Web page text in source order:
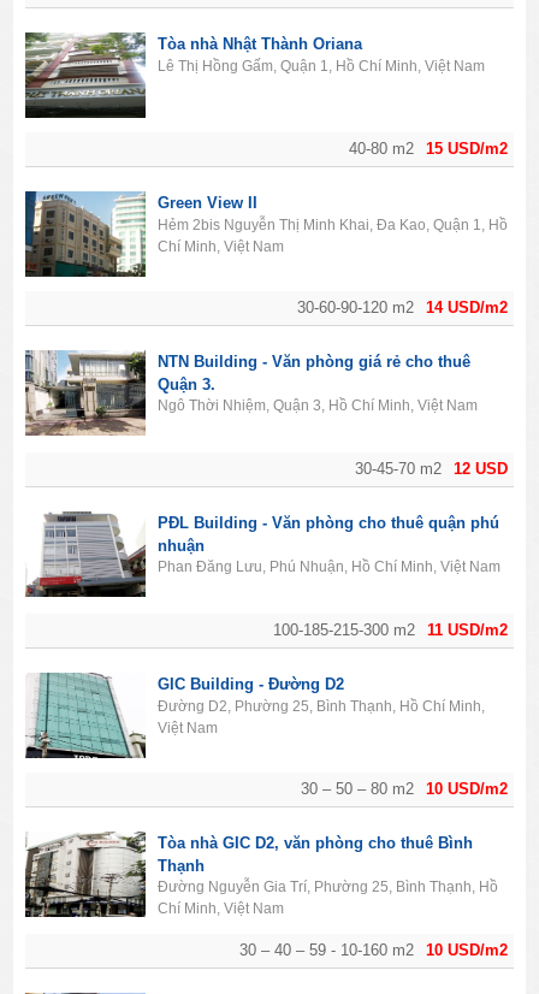
15 USD/m2
40-80 m2
Tòa nhà Nhật Thành Oriana
Lê Thị Hồng Gấm, Quận 1, Hồ Chí Minh, Việt Nam
14 USD/m2
30-60-90-120 m2
Green View II
Hẻm 2bis Nguyễn Thị Minh Khai, Đa Kao, Quận 1, Hồ
Chí Minh, Việt Nam
12 USD
30-45-70 m2
NTN Building - Văn phòng giá rẻ cho thuê
Quận 3.
Ngô Thời Nhiệm, Quận 3, Hồ Chí Minh, Việt Nam
11 USD/m2
100-185-215-300 m2
PĐL Building - Văn phòng cho thuê quận phú
nhuận
Phan Đăng Lưu, Phú Nhuận, Hồ Chí Minh, Việt Nam
10 USD/m2
30 – 50 – 80 m2
GIC Building - Đường D2
Đường D2, Phường 25, Bình Thạnh, Hồ Chí Minh,
Việt Nam
10 USD/m2
30 – 40 – 59 - 10-160 m2
Tòa nhà GIC D2, văn phòng cho thuê Bình
Thạnh
Đường Nguyễn Gia Trí, Phường 25, Bình Thạnh, Hồ
Chí Minh, Việt Nam